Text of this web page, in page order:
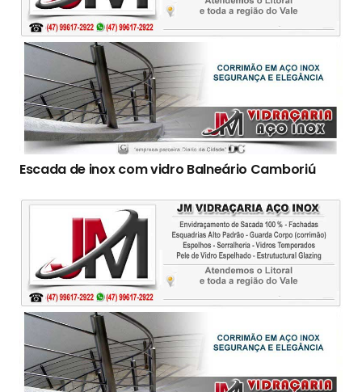
Escada de inox com vidro Balneário Camboriú